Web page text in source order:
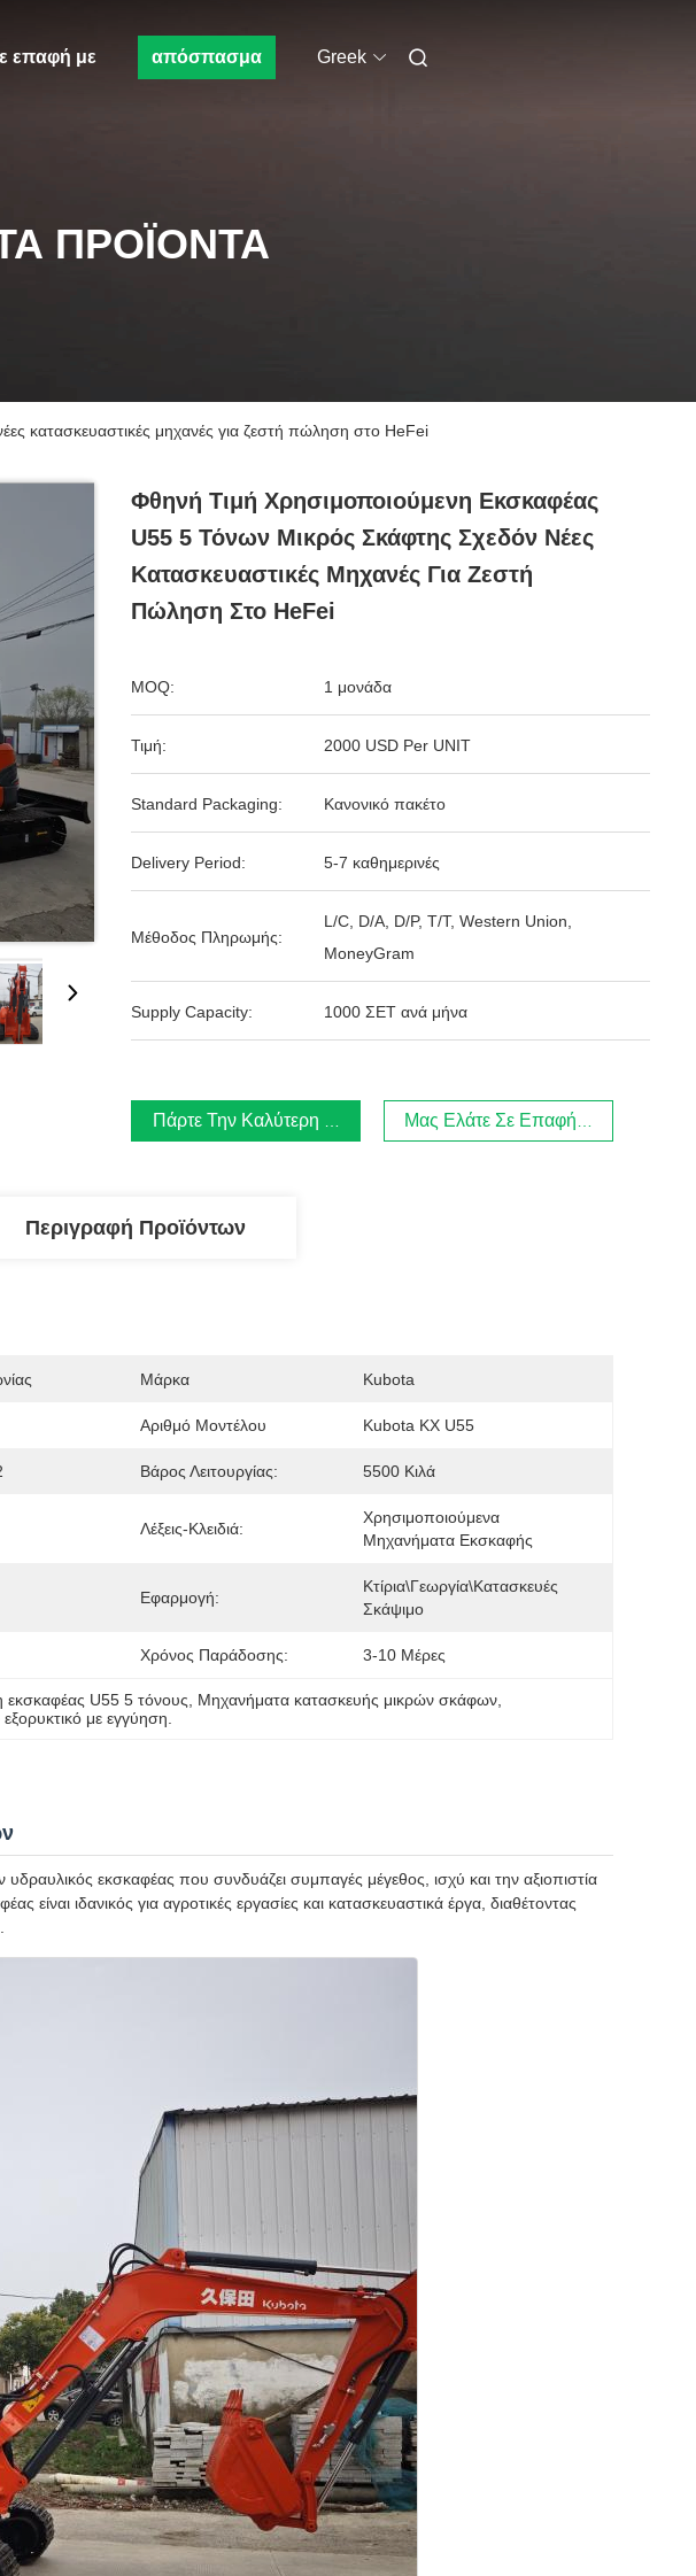
επαφή με απόσπασμα Greek
ΠΡΟΪΌΝΤΑ
κατασκευαστικές μηχανές για ζεστή πώληση στο HeFei
Φθηνή Τιμή Χρησιμοποιούμενη Εκσκαφέας
U55 5 Τόνων Μικρός Σκάφτης Σχεδόν Νέες
Κατασκευαστικές Μηχανές Για Ζεστή
Πώληση Στο HeFei
MOQ: 1 μονάδα
Τιμή: 2000 USD Per UNIT
Standard Packaging: Κανονικό πακέτο
Delivery Period: 5-7 καθημερινές
Μέθοδος Πληρωμής:
L/C, D/A, D/P, T/T, Western Union,
MoneyGram
Supply Capacity: 1000 ΣΕΤ ανά μήνα
Πάρτε Την Καλύτερη Τιμή Μας Ελάτε Σε Επαφή Με
Περιγραφή Προϊόντων
Μάρκα Kubota
Αριθμό Μοντέλου Kubota KX U55
Βάρος Λειτουργίας: 5500 Κιλά
Λέξεις-Κλειδιά:
Χρησιμοποιούμενα
Μηχανήματα Εκσκαφής
Εφαρμογή:
Κτίρια\Γεωργία\Κατασκευές
Σκάψιμο
Χρόνος Παράδοσης: 3-10 Μέρες
εκσκαφέας U55 5 τόνους Μηχανήματα κατασκευής μικρών σκάφων
με εγγύηση.
υδραυλικός εκσκαφέας που συνδυάζει συμπαγές μέγεθος, ισχύ και την αξιοπιστία
είναι ιδανικός για αγροτικές εργασίες και κατασκευαστικά έργα, διαθέτοντας